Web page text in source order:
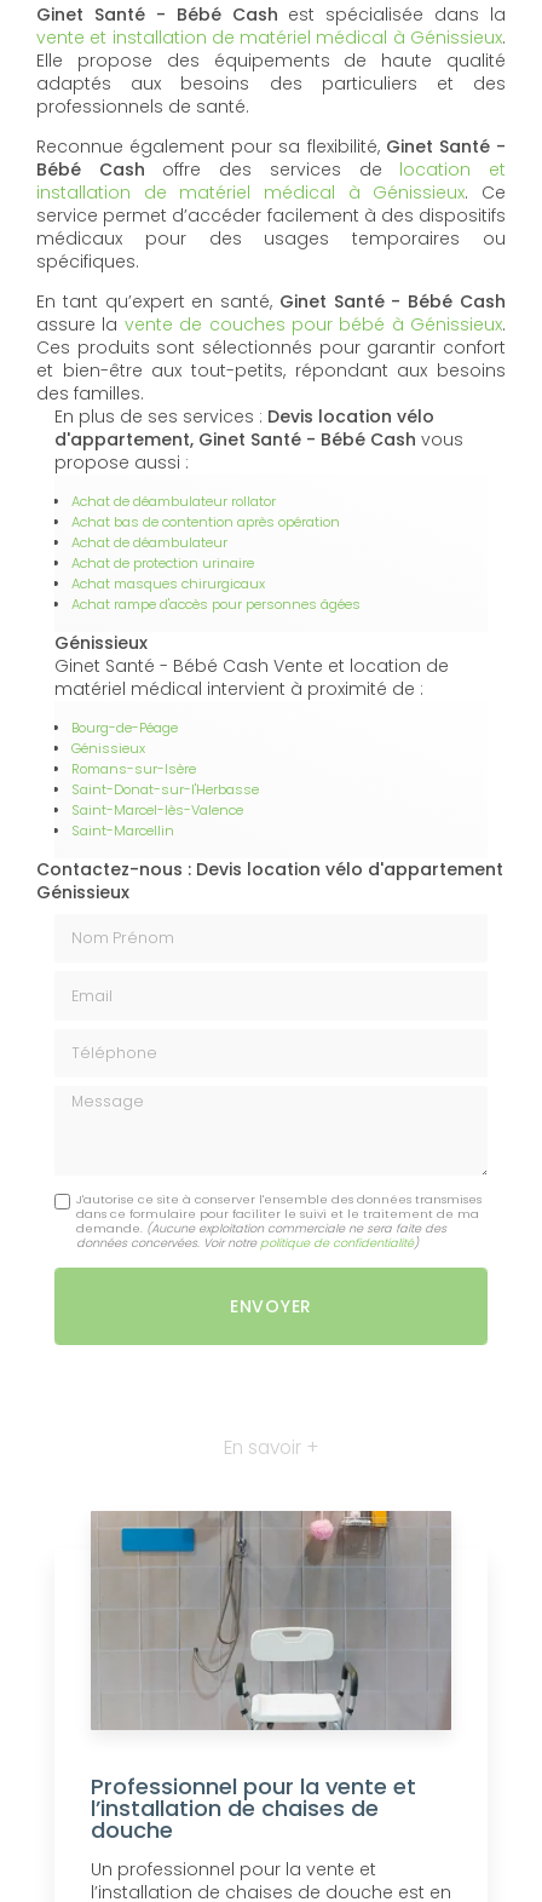
Ginet Santé - Bébé Cash est spécialisée dans la
vente et installation de matériel médical à Génissieux.
Elle propose des équipements de haute qualité
adaptés aux besoins des particuliers et des
professionnels de santé.
Reconnue également pour sa flexibilité, Ginet Santé -
Bébé Cash offre des services de location et
installation de matériel médical à Génissieux. Ce
service permet d’accéder facilement à des dispositifs
médicaux pour des usages temporaires ou
spécifiques.
En tant qu’expert en santé, Ginet Santé - Bébé Cash
assure la vente de couches pour bébé à Génissieux.
Ces produits sont sélectionnés pour garantir confort
et bien-être aux tout-petits, répondant aux besoins
des familles.
En plus de ses services : Devis location vélo
d'appartement, Ginet Santé - Bébé Cash vous
propose aussi :
Achat de déambulateur rollator
Achat bas de contention après opération
Achat de déambulateur
Achat de protection urinaire
Achat masques chirurgicaux
Achat rampe d'accès pour personnes âgées
Génissieux
Ginet Santé - Bébé Cash Vente et location de
matériel médical intervient à proximité de :
Bourg-de-Péage
Génissieux
Romans-sur-Isère
Saint-Donat-sur-l'Herbasse
Saint-Marcel-lès-Valence
Saint-Marcellin
Contactez-nous : Devis location vélo d'appartement
Génissieux
Message
J'autorise ce site à conserver l'ensemble des données transmises
dans ce formulaire pour faciliter le suivi et le traitement de ma
demande. (Aucune exploitation commerciale ne sera faite des
données concervées. Voir notre politique de confidentialité)
En savoir +
Professionnel pour la vente et
l’installation de chaises de
douche
Un professionnel pour la vente et
l’installation de chaises de douche est en